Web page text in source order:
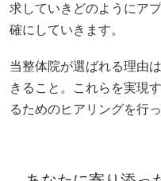
求していきどのようにア
確にしていきます。
当整体院が選ばれる理由
きること。これらを実現
るためのヒアリングを行